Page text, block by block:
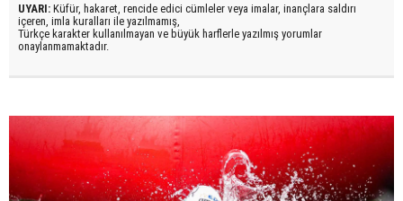
UYARI: Küfür, hakaret, rencide edici cümleler veya imalar, inançlara saldırı
içeren, imla kuralları ile yazılmamış,
Türkçe karakter kullanılmayan ve büyük harflerle yazılmış yorumlar
onaylanmamaktadır.